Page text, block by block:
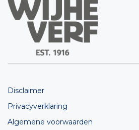
Disclaimer
Privacyverklaring
Algemene voorwaarden